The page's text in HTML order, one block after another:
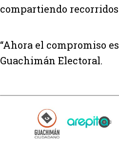
compartiendo
“Ahora el compromiso
Guachimán Electoral.